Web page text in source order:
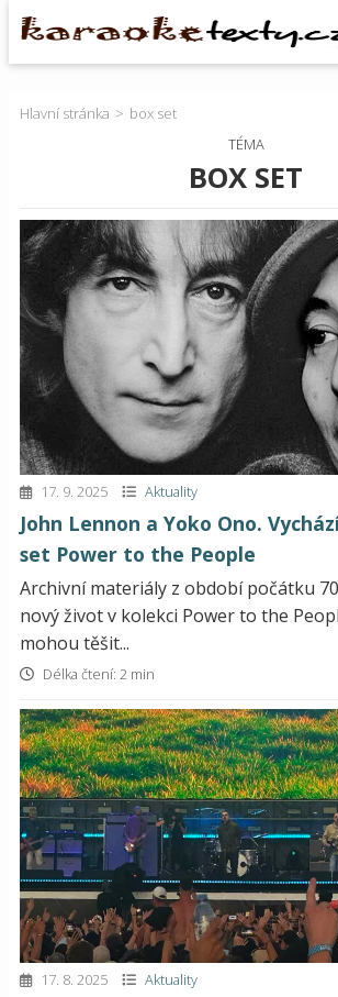
Hlavní stránka
box set
TÉMA
BOX SET
17. 9. 2025 Aktuality
John Lennon a Yoko Ono.
set Power to the People
Archivní materiály z období počátku
nový život v kolekci Power to the
mohou těšit...
Délka čtení: 2 min
17. 8. 2025 Aktuality